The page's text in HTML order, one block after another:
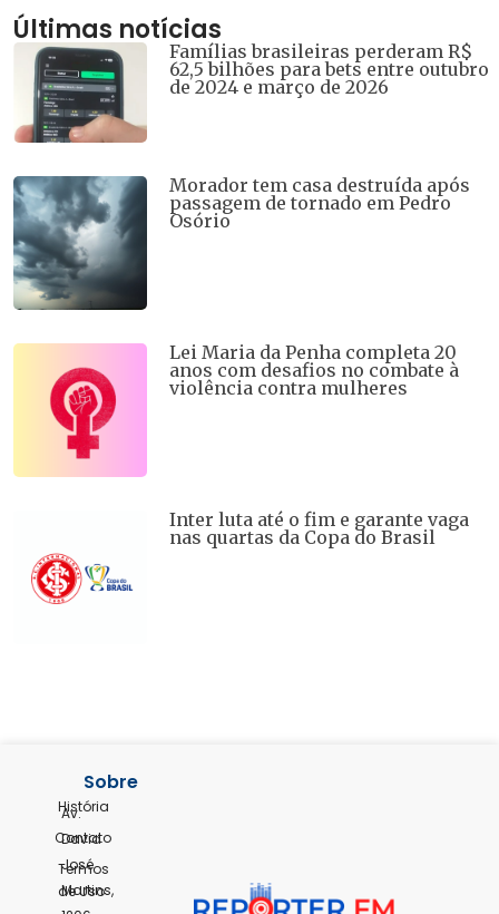
Últimas notícias
Famílias brasileiras perderam R$
62,5 bilhões para bets entre outubro
de 2024 e março de 2026
Morador tem casa destruída após
passagem de tornado em Pedro
Osório
Lei Maria da Penha completa 20
anos com desafios no combate à
violência contra mulheres
Inter luta até o fim e garante vaga
nas quartas da Copa do Brasil
Av.
David
José
Martins,
Sobre
História
Contato
Termos
de Uso